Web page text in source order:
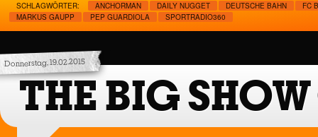
SCHLAGWÖRTER: ANCHORMAN DAILY NUGGET DEUTSCHE BAHN
FC
MARKUS GAUPP
PEP GUARDIOLA SPORTRADIO360
Donnerstag, 19.02.2015
THE BIG